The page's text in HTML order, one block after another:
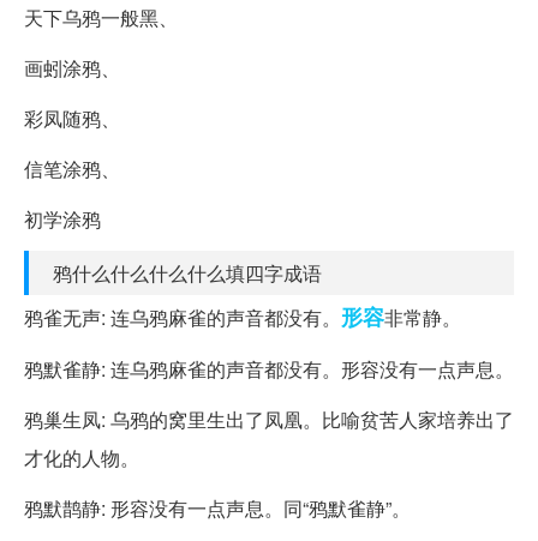
天下乌鸦一般黑、
画蚓涂鸦、
彩凤随鸦、
信笔涂鸦、
初学涂鸦
鸦什么什么什么什么填四字成语
鸦雀无声: 连乌鸦麻雀的声音都没有。 形容非常静。
鸦默雀静: 连乌鸦麻雀的声音都没有。形容没有一点声息。
鸦巢生凤: 乌鸦的窝里生出了凤凰。比喻贫苦人家培养出了
才化的人物。
鸦默鹊静: 形容没有一点声息。同“鸦默雀静”。